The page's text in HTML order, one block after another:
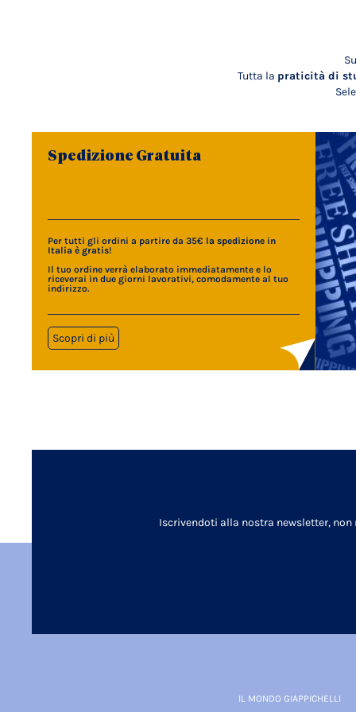
Tutta la praticità di
Spedizione Gratuita
Per tutti gli ordini a partire da 35€ la spedizione in
Italia è gratis!
Il tuo ordine verrà elaborato immediatamente e lo
riceverai in due giorni lavorativi, comodamente al tuo
indirizzo.
Scopri di più
Iscrivendoti alla nostra newsletter,
IL MONDO GIAPPICHELLI